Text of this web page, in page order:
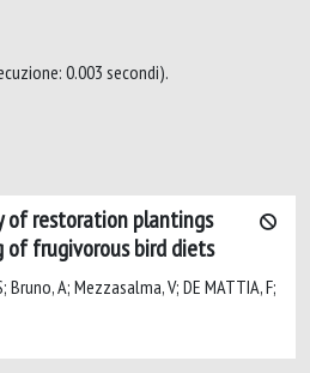
0.003 secondi).
of restoration plantings
of frugivorous bird diets
A; Mezzasalma, V; DE MATTIA, F;